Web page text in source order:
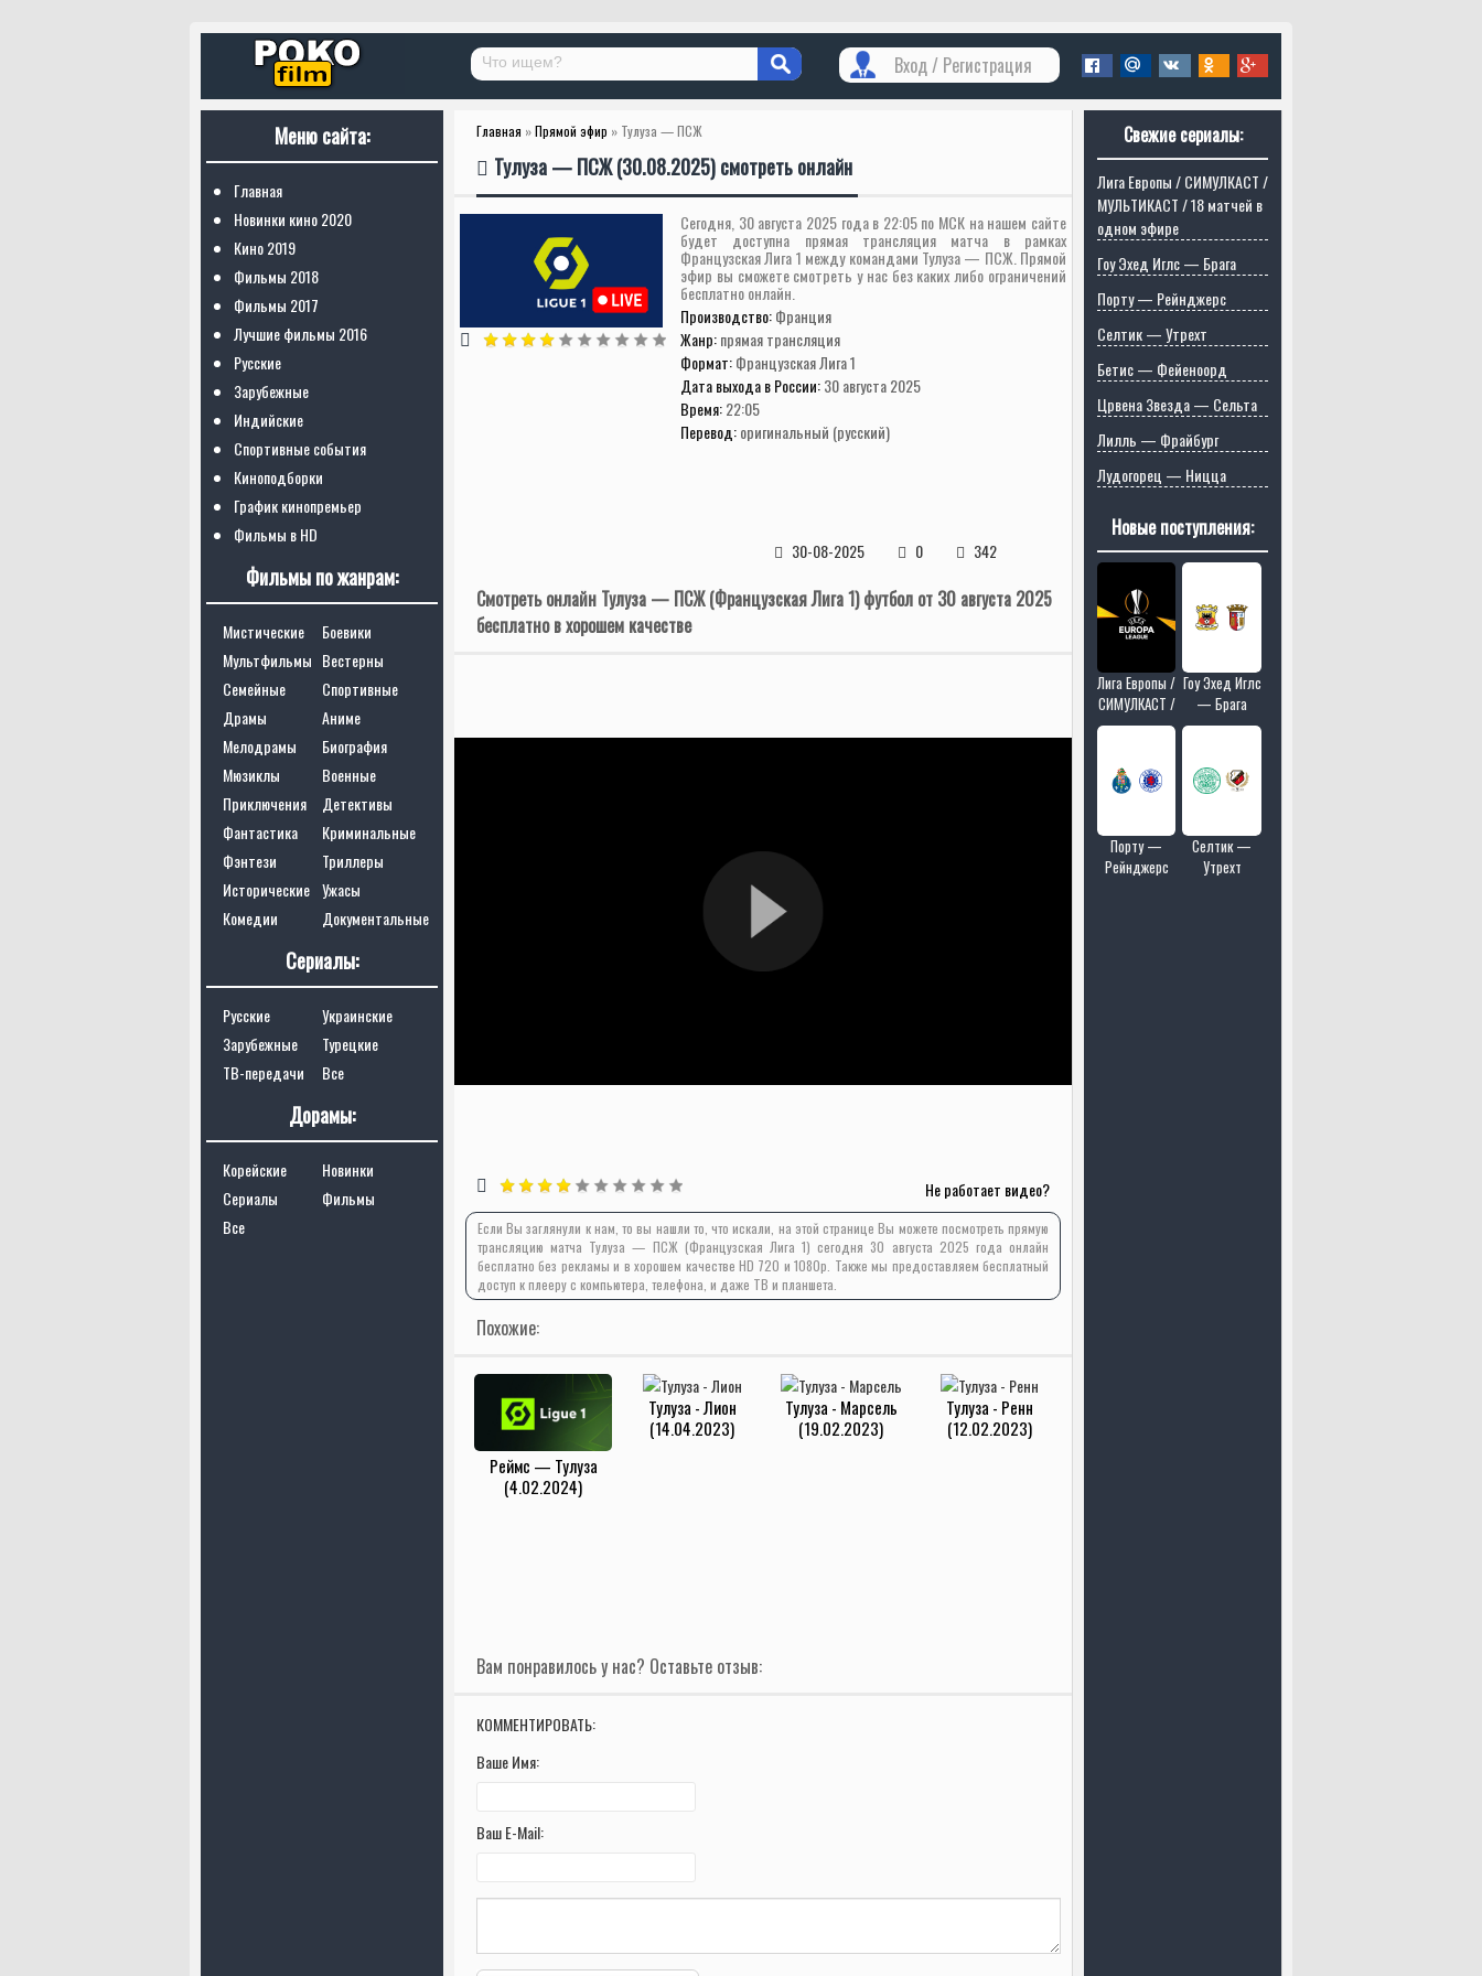
Вход / Регистрация
Меню сайта:
Главная
Новинки кино 2020
Кино 2019
Фильмы 2018
Фильмы 2017
Лучшие фильмы 2016
Русские
Зарубежные
Индийские
Спортивные события
Киноподборки
График кинопремьер
Фильмы в HD
Фильмы по жанрам:
Мистические
Боевики
Мультфильмы Вестерны
Семейные
Спортивные
Драмы
Аниме
Мелодрамы
Биография
Мюзиклы
Военные
Приключения
Детективы
Фантастика
Криминальные
Фэнтези
Триллеры
Исторические Ужасы
Комедии
Документальные
Сериалы:
Русские
Украинские
Зарубежные
Турецкие
ТВ-передачи
Все
Дорамы:
Корейские
Новинки
Сериалы
Фильмы
Все
Главная »Прямой эфир » Тулуза — ПСЖ
Тулуза — ПСЖ (30.08.2025) смотреть онлайн
Сегодня, 30 августа 2025 года в 22:05 по МСК на нашем сайте
будет доступна прямая трансляция матча в рамках
Французская Лига 1 между командами Тулуза — ПСЖ. Прямой
эфир вы сможете смотреть у нас без каких либо ограничений
бесплатно онлайн.
Производство:Франция
Жанр:прямая трансляция
Формат:Французская Лига 1
Дата выхода в России:30 августа 2025
Время:22:05
Перевод:оригинальный (русский)
30-08-2025 0 342
Смотреть онлайн Тулуза — ПСЖ (Французская Лига 1) футбол от 30 августа 2025
бесплатно в хорошем качестве
Не работает видео?
Если Вы заглянули к нам, то вы нашли то, что искали, на этой странице Вы можете посмотреть прямую
трансляцию матча Тулуза — ПСЖ (Французская Лига 1) сегодня 30 августа 2025 года онлайн
бесплатно без рекламы и в хорошем качестве HD 720 и 1080p. Также мы предоставляем бесплатный
доступ к плееру с компьютера, телефона, и даже ТВ и планшета.
Похожие:
Реймс — Тулуза
(4.02.2024)
Тулуза - Лион
(14.04.2023)
Тулуза - Марсель
(19.02.2023)
Тулуза - Ренн
(12.02.2023)
Вам понравилось у нас? Оставьте отзыв:
КОММЕНТИРОВАТЬ:
Ваше Имя:
Ваш E-Mail:
Свежие сериалы:
Лига Европы / СИМУЛКАСТ /
МУЛЬТИКАСТ / 18 матчей в
одном эфире
Гоу Эхед Иглс — Брага
Порту — Рейнджерс
Селтик — Утрехт
Бетис — Фейеноорд
Црвена Звезда — Сельта
Лилль — Фрайбург
Лудогорец — Ницца
Новые поступления:
Лига Европы /
СИМУЛКАСТ /
МУЛЬТИКАСТ
одном эфире
Гоу Эхед Иглс
— Брага
Порту —
Рейнджерс
Селтик —
Утрехт